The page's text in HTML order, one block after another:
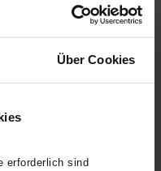
Über Cookies
erforderlich sind
von 2-5 Arbeitstagen
EUR
exkl. Versandgebühren
einem 15%